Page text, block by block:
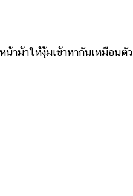
ม้าให้งุ้มเข้าหากันเหมือนตัว